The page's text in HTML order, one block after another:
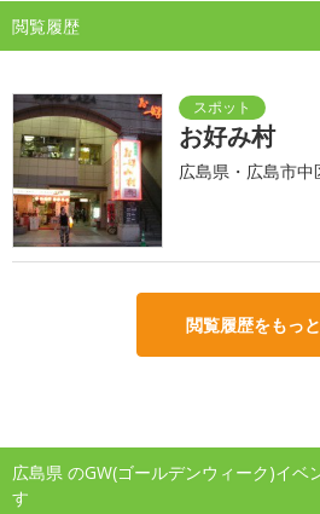
閲覧履歴
お好み村
広島県・広島市中
閲覧履歴をもっ
広島県 のGW(ゴールデンウィーク)イベ
す